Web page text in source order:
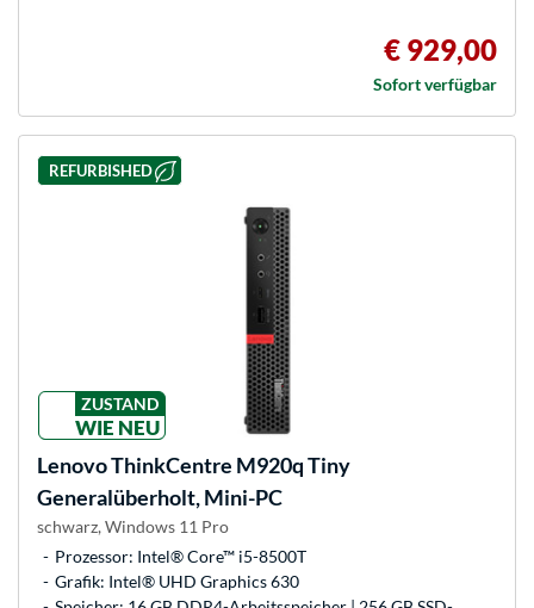
€ 929,00
Sofort verfügbar
REFURBISHED
ZUSTAND
WIE NEU
LenovoThinkCentre M920q Tiny
Generalüberholt, Mini-PC
schwarz, Windows 11 Pro
Prozessor: Intel® Core™ i5-8500T
Grafik: Intel® UHD Graphics 630